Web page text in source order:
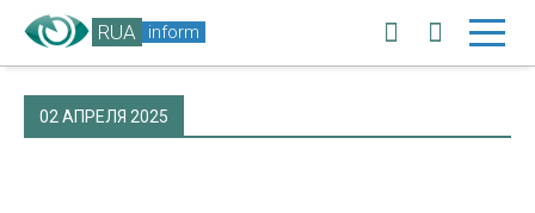
RUA inform
02 АПРЕЛЯ 2025